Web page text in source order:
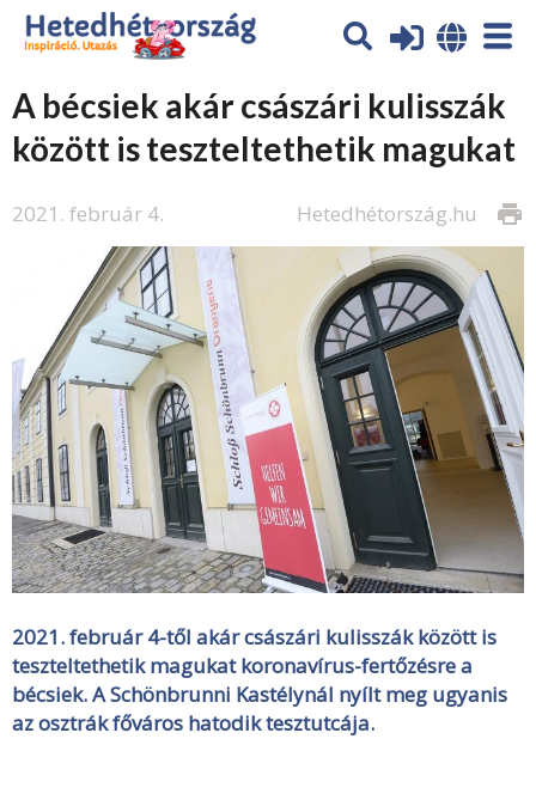
A bécsiek akár császári kulisszák
között is teszteltethetik magukat
2021. február 4. print
Hetedhétország.hu
2021. február 4-től akár császári kulisszák között is
teszteltethetik magukat koronavírus-fertőzésre a
bécsiek. A Schönbrunni Kastélynál nyílt meg ugyanis
az osztrák főváros hatodik tesztutcája.